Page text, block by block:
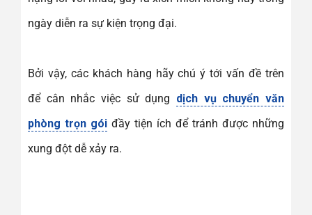
ngày diễn ra sự kiện trọng đại.
Bởi vậy, các khách hàng hãy chú ý tới vấn đề trên
để cân nhắc việc sử dụng dịch vụ chuyển văn
phòng trọn gói đầy tiện ích để tránh được những
xung đột dễ xảy ra.